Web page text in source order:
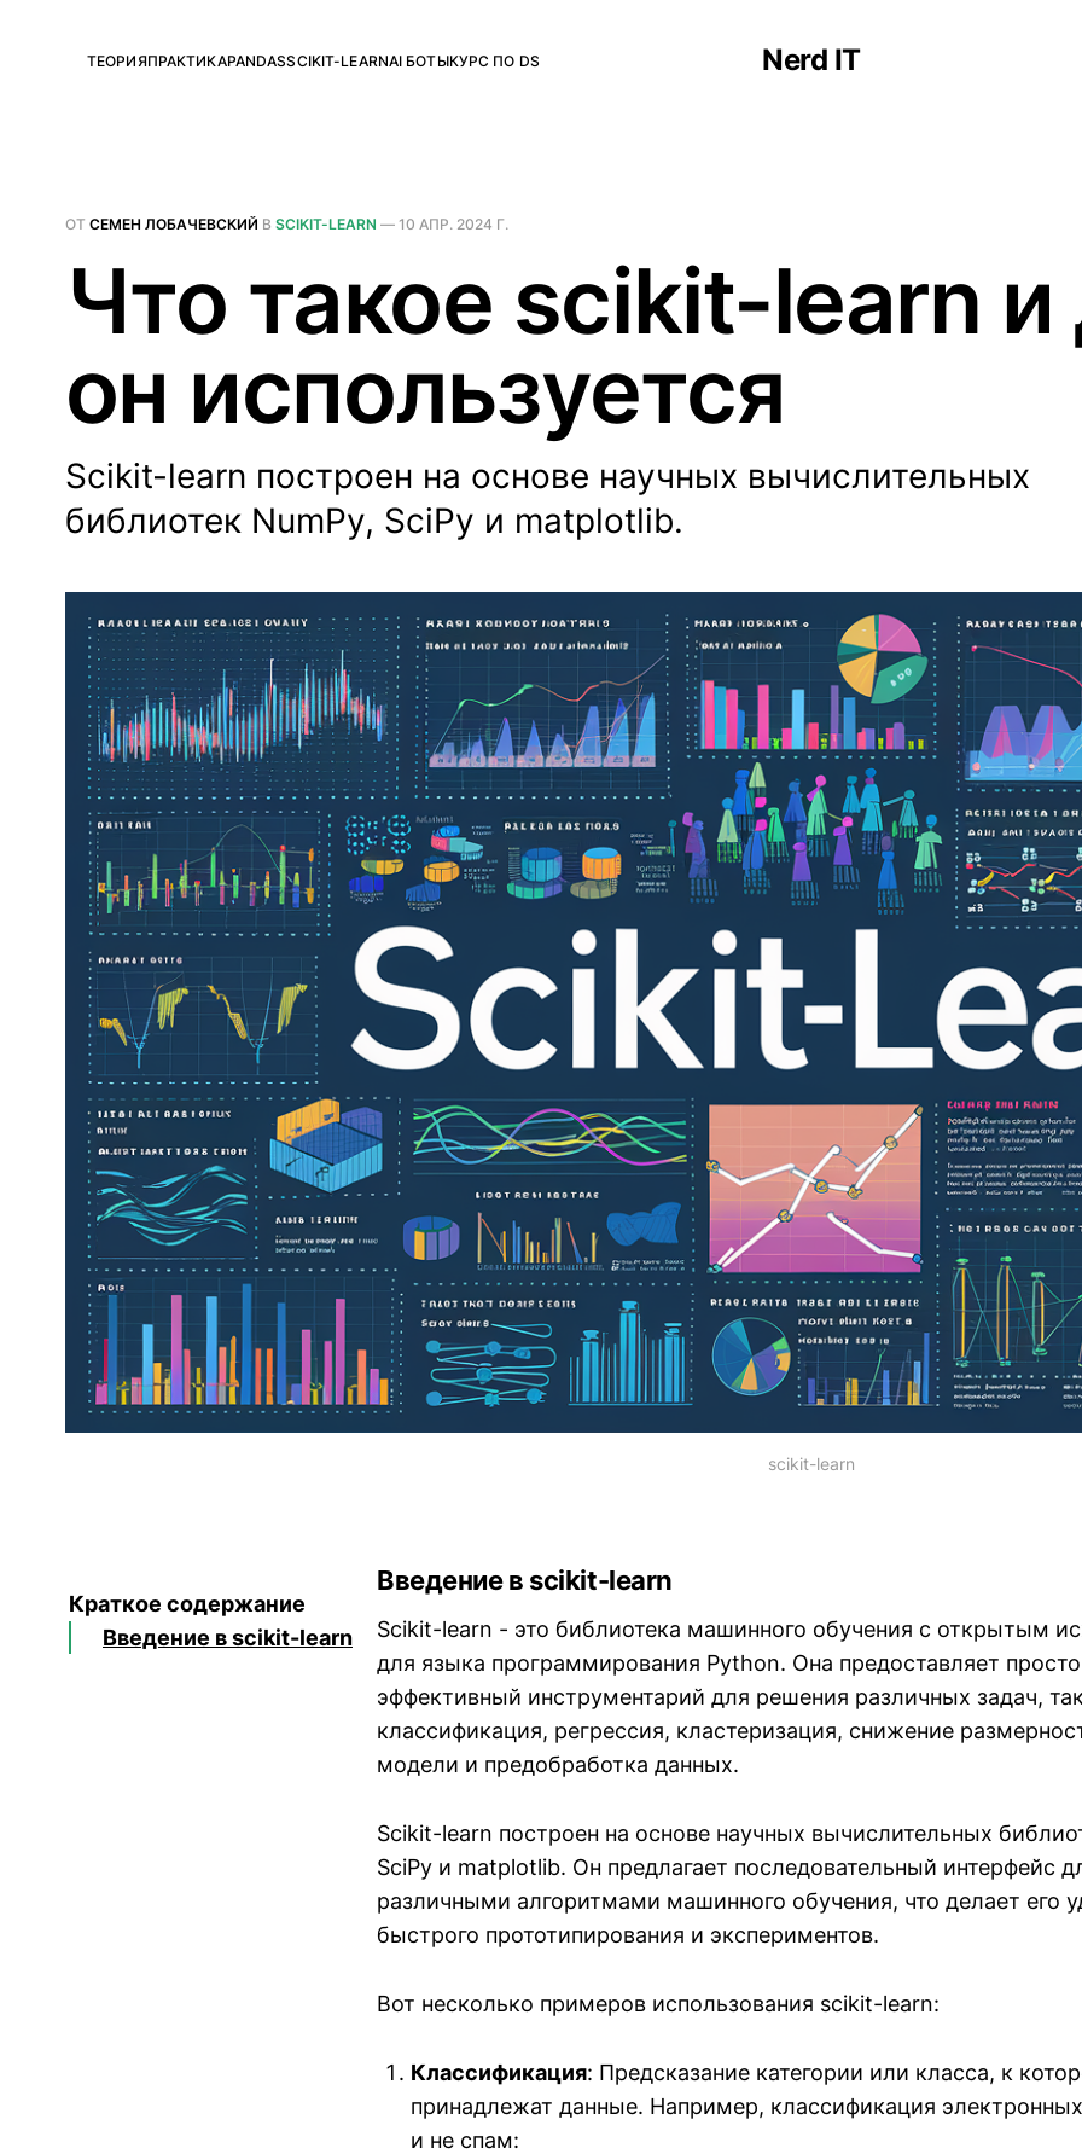
Nerd IT
ТЕОРИЯПРАКТИКАPANDASSCIKIT-LEARNAI БОТЫКУРС ПО DS
ОТ СЕМЕН ЛОБАЧЕВСКИЙ В SCIKIT-LEARN — 10 АПР. 2024 Г.
Что такое scikit-learn и
он используется
Scikit-learn построен на основе научных вычислительных
библиотек NumPy, SciPy и matplotlib.
scikit-learn
Краткое содержание
Введение в scikit-learn
Введение в scikit-learn
Scikit-learn - это библиотека машинного обучения с открытым
для языка программирования Python. Она предоставляет
эффективный инструментарий для решения различных задач,
классификация, регрессия, кластеризация, снижение
модели и предобработка данных.
Scikit-learn построен на основе научных вычислительных
SciPy и matplotlib. Он предлагает последовательный интерфейс
различными алгоритмами машинного обучения, что делает его
быстрого прототипирования и экспериментов.
Вот несколько примеров использования scikit-learn:
Классификация: Предсказание категории или класса, к
принадлежат данные. Например, классификация
и не спам: